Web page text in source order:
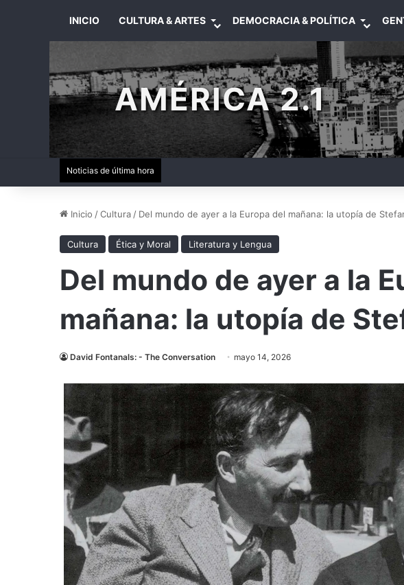
INICIO CULTURA & ARTES DEMOCRACIA & POLÍTICA
AMÉRICA 2.1
Noticias de última hora
Inicio /Cultura / Del mundo de ayer a la Europa del mañana: la utopía de
Cultura Ética y Moral Literatura y Lengua
Del mundo de ayer a la
mañana: la utopía de
David Fontanals: - The Conversation mayo 14, 2026